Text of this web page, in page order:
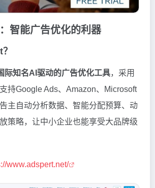
智能广告优化的利器
际知名AI驱动的广告优化工具，采用
持Google Ads、Amazon、Microsoft
主自动分析数据、智能分配预算、动
策略，让中小企业也能享受大品牌级
www.adspert.net/